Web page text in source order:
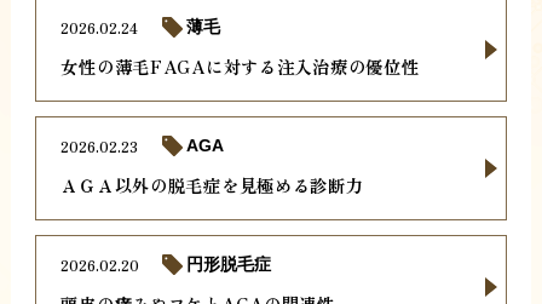
女性の薄毛FAGAに対する注入治療の優位性
2026.02.24 薄毛
ＡＧＡ以外の脱毛症を見極める診断力
2026.02.23 AGA
2026.02.20 円形脱毛症